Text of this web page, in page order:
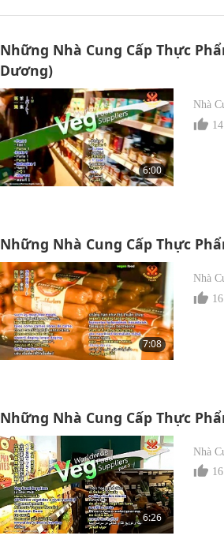
Những Nhà Cung Cấp Thực
Dương)
6:00
Nhà
14
Những Nhà Cung Cấp Thực
7:08
Nhà
16
Những Nhà Cung Cấp Thực
6:26
Nhà
16